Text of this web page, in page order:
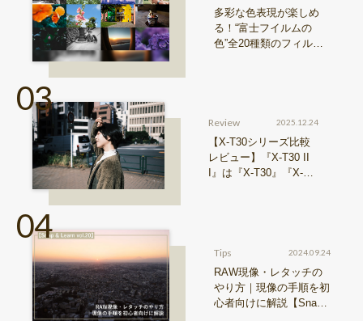
多彩な色表現が楽しめ
る！“富士フイルムの
色”全20種類のフィルム
Review 2025.12.24
【X-T30シリーズ比較
レビュー】『X-T30 II
I』は『X-T30』『X-T3
Tips 2024.09.24
RAW現像・レタッチの
やり方｜現像の手順を初
心者向けに解説【Snap